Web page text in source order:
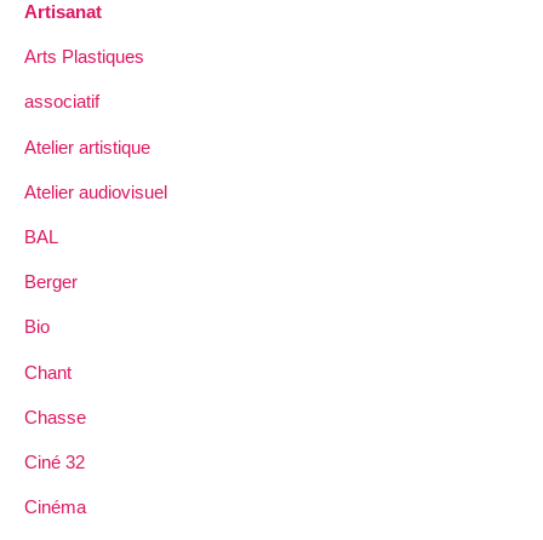
Artisanat
Arts Plastiques
associatif
Atelier artistique
Atelier audiovisuel
BAL
Berger
Bio
Chant
Chasse
Ciné 32
Cinéma